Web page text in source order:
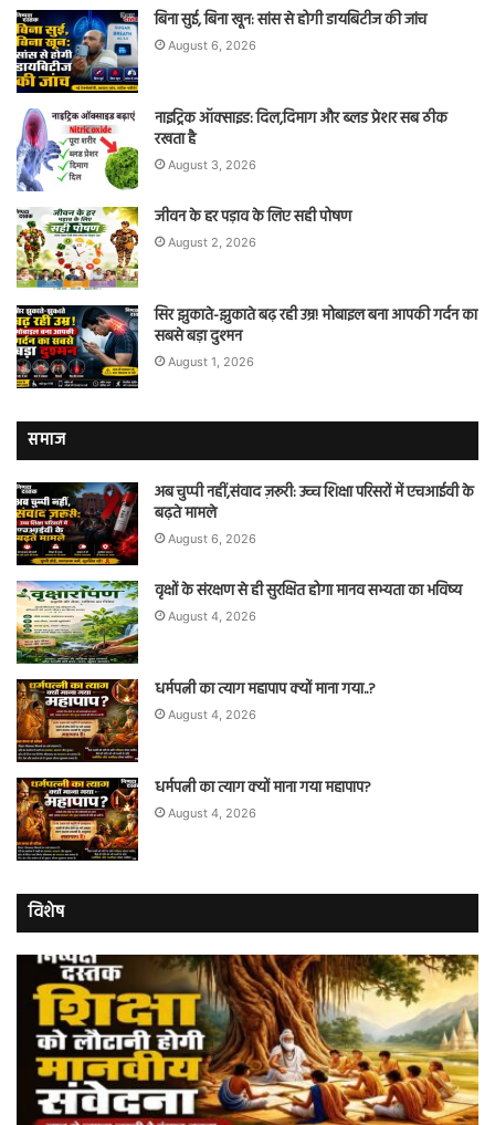
बिना सुई, बिना खून: सांस से होगी डायबिटीज की जांच
August 6, 2026
नाइट्रिक ऑक्साइड: दिल,दिमाग और ब्लड प्रेशर सब ठीक
रखता है
August 3, 2026
जीवन के हर पड़ाव के लिए सही पोषण
August 2, 2026
सिर झुकाते-झुकाते बढ़ रही उम्र! मोबाइल बना आपकी गर्दन का
सबसे बड़ा दुश्मन
August 1, 2026
समाज
अब चुप्पी नहीं,संवाद ज़रूरी: उच्च शिक्षा परिसरों में एचआईवी के
बढ़ते मामले
August 6, 2026
वृक्षों के संरक्षण से ही सुरक्षित होगा मानव सभ्यता का भविष्य
August 4, 2026
धर्मपत्नी का त्याग महापाप क्यों माना गया..?
August 4, 2026
धर्मपत्नी का त्याग क्यों माना गया महापाप?
August 4, 2026
विशेष